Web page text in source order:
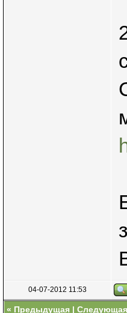
04-07-2012 11:53
« Предыдущая | Следующая